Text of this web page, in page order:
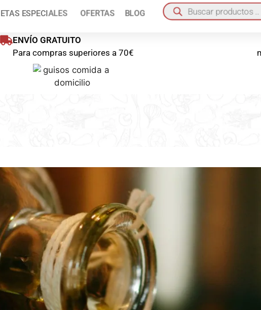
Pídelo aquí
ENVÍO GRATUITO
Para compras superiores a 70€
ESPECIALES OFERTAS BLOG